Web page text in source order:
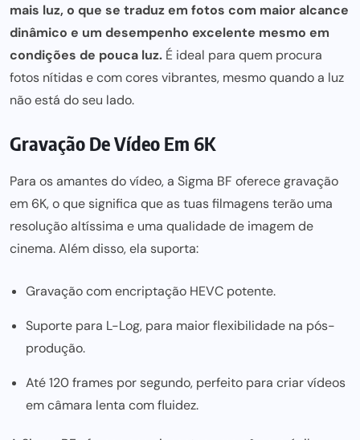
mais luz, o que se traduz em fotos com maior alcance
dinâmico e um desempenho excelente mesmo em
condições de pouca luz. É ideal para quem procura
fotos nítidas e com cores vibrantes, mesmo quando a luz
não está do seu lado.
Gravação De Vídeo Em 6K
Para os amantes do vídeo, a Sigma BF oferece gravação
em 6K, o que significa que as tuas filmagens terão uma
resolução altíssima e uma qualidade de imagem de
cinema. Além disso, ela suporta:
Gravação com encriptação HEVC potente.
Suporte para L-Log, para maior flexibilidade na pós-
produção.
Até 120 frames por segundo, perfeito para criar vídeos
em câmara lenta com fluidez.